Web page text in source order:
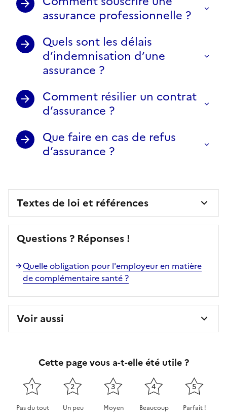
assurance professionnelle ?
Quels sont les délais
d’indemnisation d’une
assurance ?
Comment résilier un contrat
d’assurance ?
Que faire en cas de refus
d’assurance ?
Textes de loi et références
Questions ? Réponses !
Quelle obligation pour l'employeur en matière
de complémentaire santé ?
Voir aussi
Cette page vous a-t-elle été utile ?
1
Pas du tout
2
Un peu
3
Moyen
4
Beaucoup
5
Parfait !